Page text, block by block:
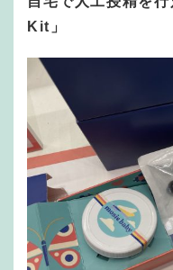
Kit」